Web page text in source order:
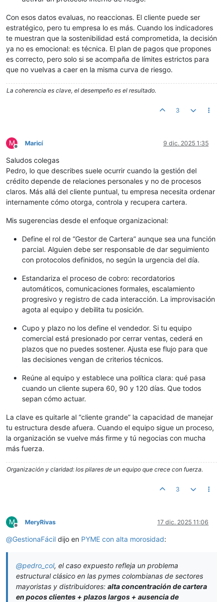
Con esos datos evaluas, no reaccionas. El cliente puede ser
estratégico, pero tu empresa lo es más. Cuando los indicadores
te muestran que la sostenibilidad está comprometida, la decisión
ya no es emocional: es técnica. El plan de pagos que propones
es correcto, pero solo si se acompaña de límites estrictos para
que no vuelvas a caer en la misma curva de riesgo.
La coherencia es clave, el desempeño es el resultado.
3
M
Desconectado
Maricí 9 dic. 2025 1:35
Saludos colegas
Pedro, lo que describes suele ocurrir cuando la gestión del
crédito depende de relaciones personales y no de procesos
claros. Más allá del cliente puntual, tu empresa necesita ordenar
internamente cómo otorga, controla y recupera cartera.
Mis sugerencias desde el enfoque organizacional:
Define el rol de “Gestor de Cartera” aunque sea una función
parcial. Alguien debe ser responsable de dar seguimiento
con protocolos definidos, no según la urgencia del día.
Estandariza el proceso de cobro: recordatorios
automáticos, comunicaciones formales, escalamiento
progresivo y registro de cada interacción. La improvisación
agota al equipo y debilita tu posición.
Cupo y plazo no los define el vendedor. Si tu equipo
comercial está presionado por cerrar ventas, cederá en
plazos que no puedes sostener. Ajusta ese flujo para que
las decisiones vengan de criterios técnicos.
Reúne al equipo y establece una política clara: qué pasa
cuando un cliente supera 60, 90 y 120 días. Que todos
sepan cómo actuar.
La clave es quitarle al “cliente grande” la capacidad de manejar
tu estructura desde afuera. Cuando el equipo sigue un proceso,
la organización se vuelve más firme y tú negocias con mucha
más fuerza.
Organización y claridad: los pilares de un equipo que crece con fuerza.
3
M
Desconectado
MeryRivas 17 dic. 2025 11:06
@GestionaFácil dijo en PYME con alta morosidad:
@pedro_col, el caso expuesto refleja un problema
estructural clásico en las pymes colombianas de sectores
mayoristas y distribuidores: alta concentración de cartera
en pocos clientes + plazos largos + ausencia de